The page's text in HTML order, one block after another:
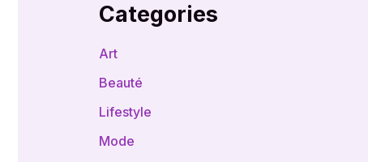
Categories
Art
Beauté
Lifestyle
Mode